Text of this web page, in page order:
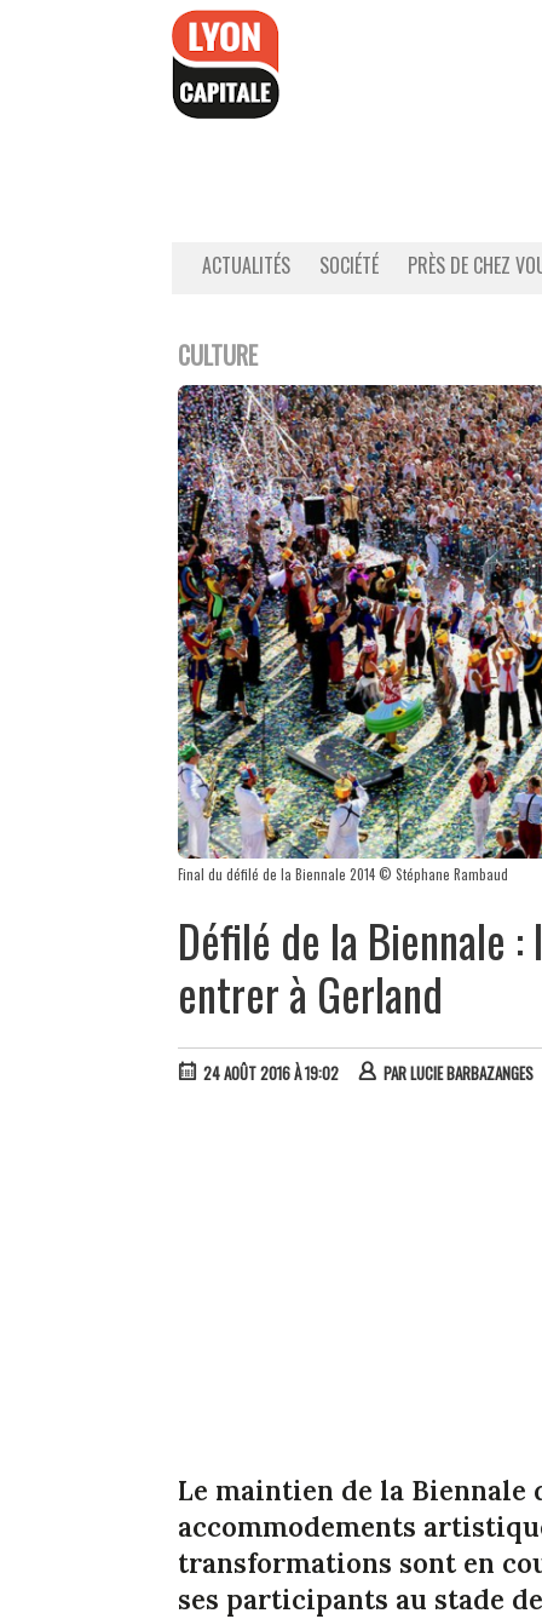
ACTUALITÉS SOCIÉTÉ PRÈS DE CHEZ
CULTURE
Final du défilé de la Biennale 2014 © Stéphane Rambaud
Défilé de la Biennale
entrer à Gerland
24 AOÛT 2016 À 19:02 PARLUCIE BARBAZANGES
Le maintien de la Biennale
accommodements
transformations sont en
ses participants au stade